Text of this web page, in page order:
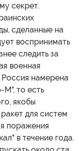
секрет.
сделанные на
воспринимать
следить за
военная
Россия намерена
М", то есть
якобы
для систем
поражения
в течение года.